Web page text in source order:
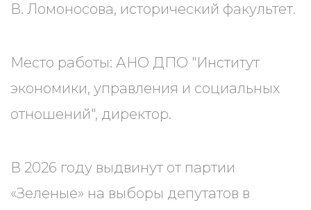
В. Ломоносова, исторический факультет.
Место работы: АНО ДПО "Институт
экономики, управления и социальных
отношений", директор.
В 2026 году выдвинут от партии
«Зеленые» на выборы депутатов в